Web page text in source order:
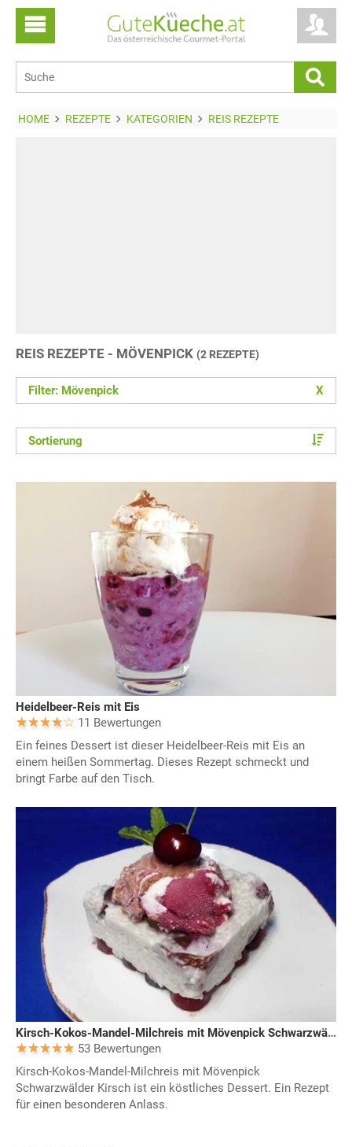
HOME REZEPTE KATEGORIEN REIS REZEPTE
REIS REZEPTE - MÖVENPICK (2 REZEPTE)
Filter: Mövenpick X
Sortierung
Heidelbeer-Reis mit Eis
11 Bewertungen
Ein feines Dessert ist dieser Heidelbeer-Reis mit Eis an
einem heißen Sommertag. Dieses Rezept schmeckt und
bringt Farbe auf den Tisch.
Kirsch-Kokos-Mandel-Milchreis mit Mövenpick Schwarzwälder Kirsch
53 Bewertungen
Kirsch-Kokos-Mandel-Milchreis mit Mövenpick
Schwarzwälder Kirsch ist ein köstliches Dessert. Ein Rezept
für einen besonderen Anlass.